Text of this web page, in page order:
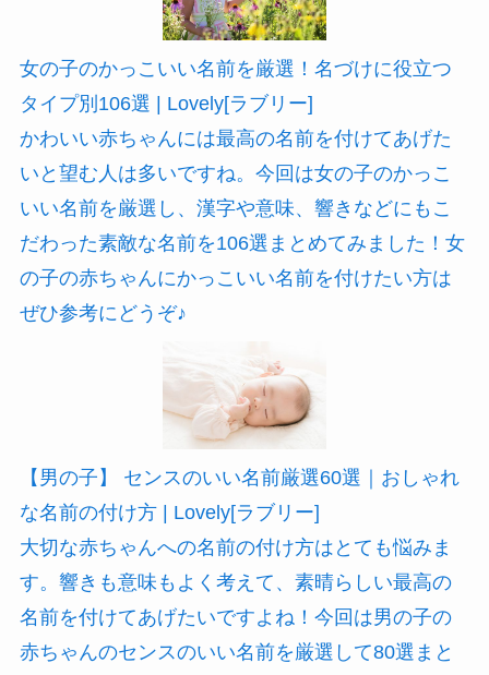
女の子のかっこいい名前を厳選！名づけに役立つ
タイプ別106選 | Lovely[ラブリー]
かわいい赤ちゃんには最高の名前を付けてあげた
いと望む人は多いですね。今回は女の子のかっこ
いい名前を厳選し、漢字や意味、響きなどにもこ
だわった素敵な名前を106選まとめてみました！女
の子の赤ちゃんにかっこいい名前を付けたい方は
ぜひ参考にどうぞ♪
【男の子】 センスのいい名前厳選60選｜おしゃれ
な名前の付け方 | Lovely[ラブリー]
大切な赤ちゃんへの名前の付け方はとても悩みま
す。響きも意味もよく考えて、素晴らしい最高の
名前を付けてあげたいですよね！今回は男の子の
赤ちゃんのセンスのいい名前を厳選して80選まと